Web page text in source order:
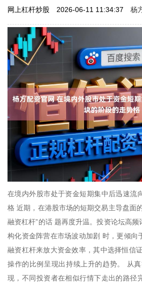
网上杠杆炒股 2026-06-11 11:34:37 杨
在境内外股市处于资金短期集中后迅速流
格 近期，在港股市场的短期交易主导盘面
融资杠杆”的话 题再度升温。投资论坛高
构化资金阵营在市场波动加剧 时，更倾向
融资杠杆来放大资金效率，其中选择恒信
操作的比例呈现出持续上升的趋势。 从
现，不同投资者在相似行情下走出的路径